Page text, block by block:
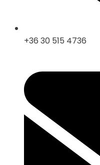
+36 30 515 4736